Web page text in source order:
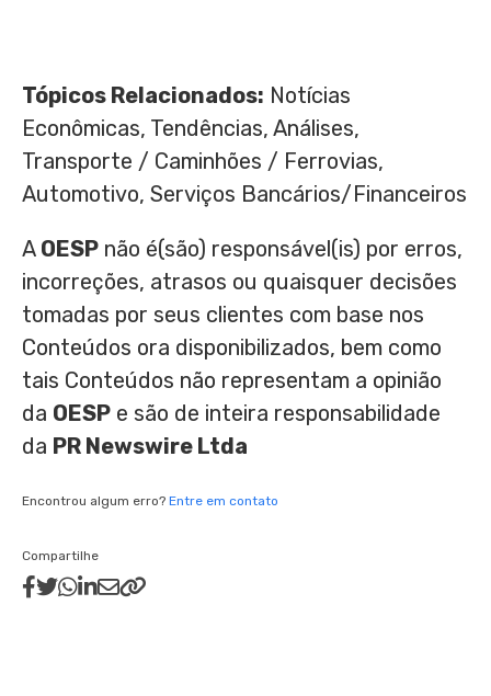
Tópicos Relacionados: Notícias
Econômicas, Tendências, Análises,
Transporte / Caminhões / Ferrovias,
Automotivo, Serviços Bancários/Financeiros
A OESP não é(são) responsável(is) por erros,
incorreções, atrasos ou quaisquer decisões
tomadas por seus clientes com base nos
Conteúdos ora disponibilizados, bem como
tais Conteúdos não representam a opinião
da OESP e são de inteira responsabilidade
da PR Newswire Ltda
Encontrou algum erro? Entre em contato
Compartilhe